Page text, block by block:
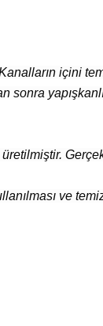
içini
sonra
ve